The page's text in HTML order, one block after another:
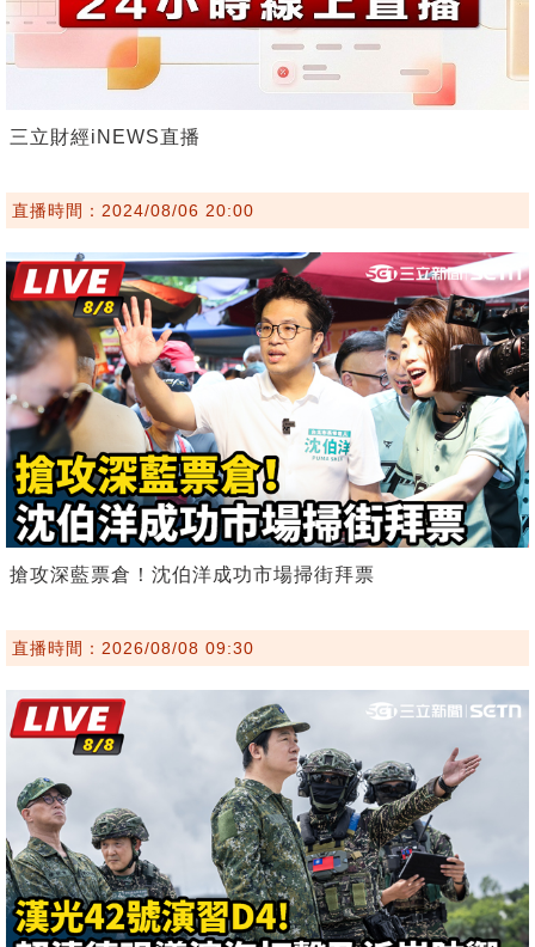
三立財經iNEWS直播
直播時間：2024/08/06 20:00
搶攻深藍票倉！沈伯洋成功市場掃街拜票
直播時間：2026/08/08 09:30